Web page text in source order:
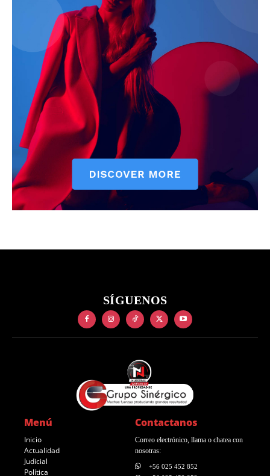
SÍGUENOS
Menú
Inicio
Actualidad
Judicial
Política
Contactanos
Correo electrónico, llama o chatea con
nosotras:
+56 025 452 852